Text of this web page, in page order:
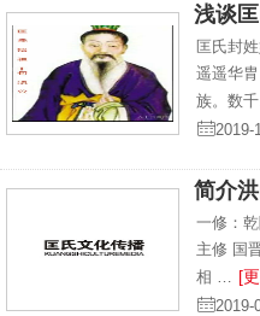
浅谈
匡氏封
遥遥华
族。数千
简介
一修：
主修 国
相 …
[